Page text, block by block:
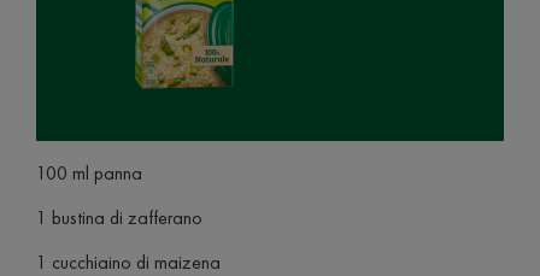
100 ml panna
1 bustina di zafferano
1 cucchiaino di maizena